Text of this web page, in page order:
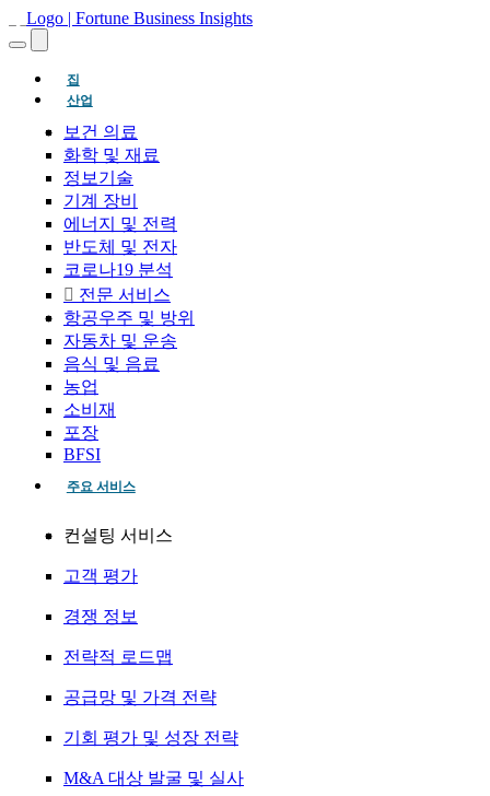
집(현재의)
산업
보건 의료
화학 및 재료
정보기술
기계 장비
에너지 및 전력
반도체 및 전자
코로나19 분석
전문 서비스
항공우주 및 방위
자동차 및 운송
음식 및 음료
농업
소비재
포장
BFSI
주요 서비스
컨설팅 서비스
고객 평가
경쟁 정보
전략적 로드맵
공급망 및 가격 전략
기회 평가 및 성장 전략
M&A 대상 발굴 및 실사